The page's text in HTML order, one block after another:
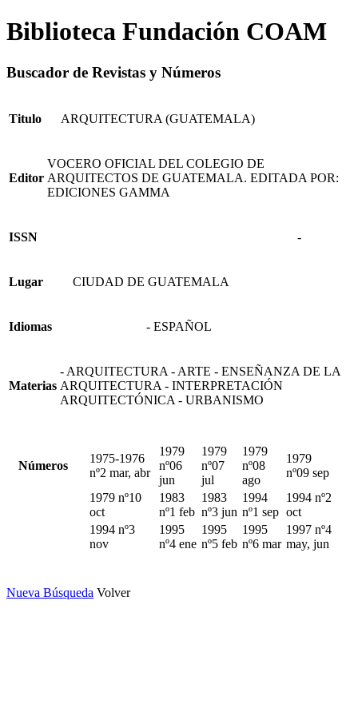
Biblioteca Fundación COAM
Buscador de Revistas y Números
Titulo ARQUITECTURA (GUATEMALA)
Editor
VOCERO OFICIAL DEL COLEGIO DE
ARQUITECTOS DE GUATEMALA. EDITADA POR:
EDICIONES GAMMA
ISSN -
Lugar CIUDAD DE GUATEMALA
Idiomas - ESPAÑOL
Materias
- ARQUITECTURA - ARTE - ENSEÑANZA DE LA
ARQUITECTURA - INTERPRETACIÓN
ARQUITECTÓNICA - URBANISMO
Números
1975-1976
nº2 mar, abr
1979
nº06
jun
1979
nº07
jul
1979
nº08
ago
1979
nº09 sep
1979 nº10
oct
1983
nº1 feb
1983
nº3 jun
1994
nº1 sep
1994 nº2
oct
1994 nº3
nov
1995
nº4 ene
1995
nº5 feb
1995
nº6 mar
1997 nº4
may, jun
Nueva Búsqueda Volver